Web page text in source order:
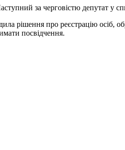
за черговістю депутат у
рішення про реєстрацію осіб,
посвідчення.